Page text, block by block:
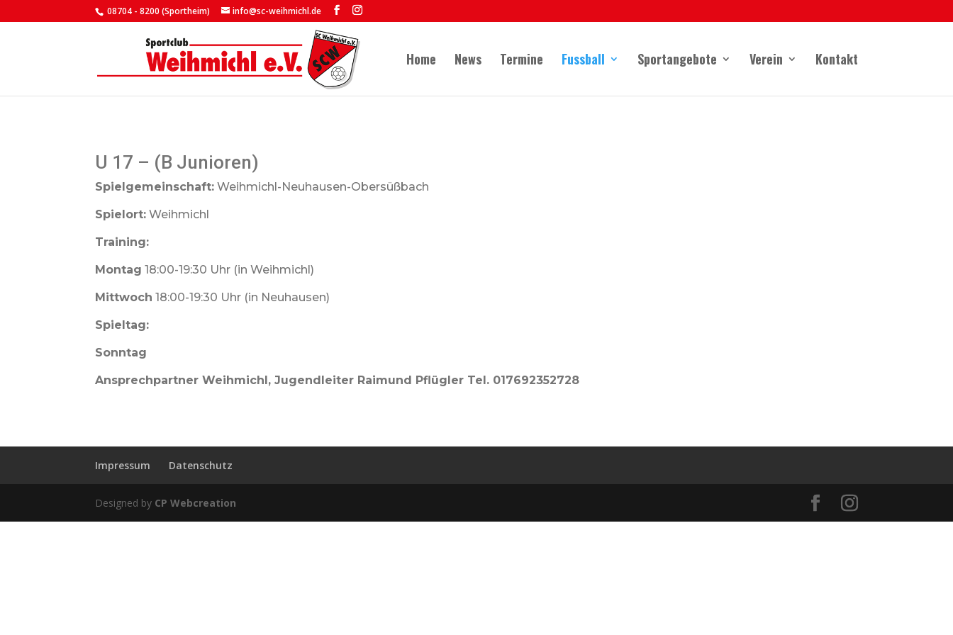
08704 - 8200 (Sportheim) info@sc-weihmichl.de
Home News Termine Fussball Sportangebote Verein Kontakt
U 17 – (B Junioren)
Spielgemeinschaft: Weihmichl-Neuhausen-Obersüßbach
Spielort: Weihmichl
Training:
Montag 18:00-19:30 Uhr (in Weihmichl)
Mittwoch 18:00-19:30 Uhr (in Neuhausen)
Spieltag:
Sonntag
Ansprechpartner Weihmichl, Jugendleiter Raimund Pflügler Tel. 017692352728
Impressum Datenschutz
Designed by CP Webcreation